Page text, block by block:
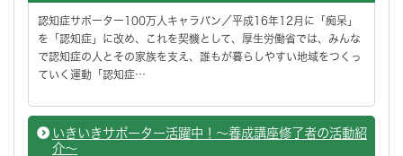
認知症サポーター100万人キャラバン／平成16年12月に「痴呆」
を「認知症」に改め、これを契機として、厚生労働省では、みんな
で認知症の人とその家族を支え、誰もが暮らしやすい地域をつくっ
ていく運動「認知症…
いきいきサポーター活躍中！～養成講座修了者の活動紹
介～